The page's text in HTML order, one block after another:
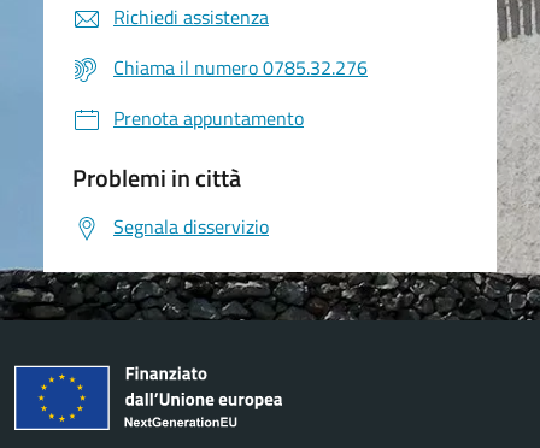
Richiedi assistenza
Chiama il numero 0785.32.276
Prenota appuntamento
Problemi in città
Segnala disservizio